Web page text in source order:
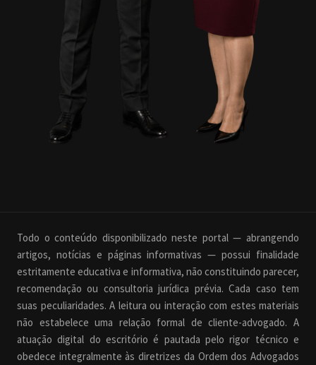
Todo o conteúdo disponibilizado neste portal — abrangendo
artigos, notícias e páginas informativas — possui finalidade
estritamente educativa e informativa, não constituindo parecer,
recomendação ou consultoria jurídica prévia. Cada caso tem
suas peculiaridades. A leitura ou interação com estes materiais
não estabelece uma relação formal de cliente-advogado. A
atuação digital do escritório é pautada pelo rigor técnico e
obedece integralmente às diretrizes da Ordem dos Advogados